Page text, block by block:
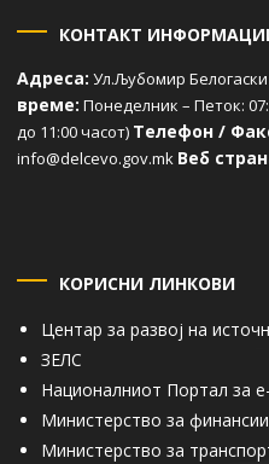
КОНТАКТ
Адреса: Ул.Љубомир
време: Понеделник – Петок:
до 11:00 часот) Телефон /
info@delcevo.gov.mk Веб
КОРИСНИ ЛИНКОВИ
Центар за развој на
ЗЕЛС
Националниот Портал за
Министерство за финансии
Министерство за